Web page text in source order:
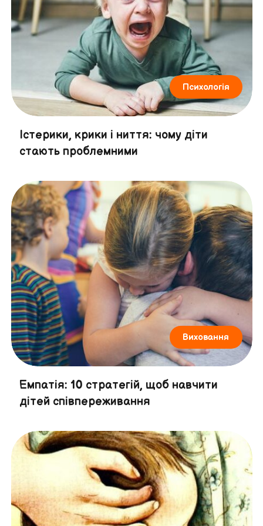
Психологія
Істерики, крики і ниття: чому діти
стають проблемними
Виховання
Емпатія: 10 стратегій, щоб навчити
дітей співпереживання